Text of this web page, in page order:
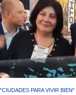
"CIUDADES PARA VIVIR BIEN"